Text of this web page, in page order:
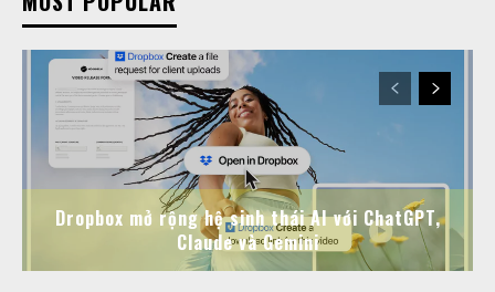
Dropbox mở rộng hệ sinh thái AI với ChatGPT,
Claude và Gemini